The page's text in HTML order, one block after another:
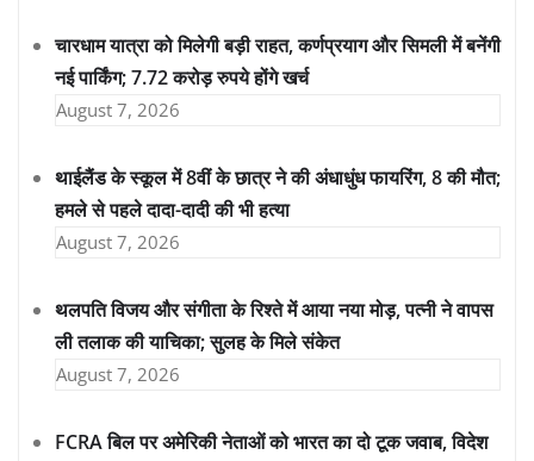
चारधाम यात्रा को मिलेगी बड़ी राहत, कर्णप्रयाग और सिमली में बनेंगी
नई पार्किंग; 7.72 करोड़ रुपये होंगे खर्च
August 7, 2026
थाईलैंड के स्कूल में 8वीं के छात्र ने की अंधाधुंध फायरिंग, 8 की मौत;
हमले से पहले दादा-दादी की भी हत्या
August 7, 2026
थलपति विजय और संगीता के रिश्ते में आया नया मोड़, पत्नी ने वापस
ली तलाक की याचिका; सुलह के मिले संकेत
August 7, 2026
FCRA बिल पर अमेरिकी नेताओं को भारत का दो टूक जवाब, विदेश